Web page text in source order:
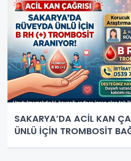
SAKARYA’DA ACİL KAN
ÜNLÜ İÇİN TROMBOSİT